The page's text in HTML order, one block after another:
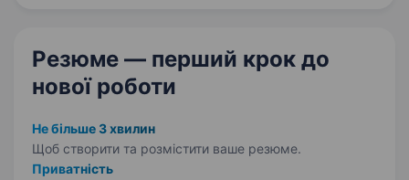
Резюме — перший крок до
нової роботи
Не більше 3 хвилин
Щоб створити та розмістити ваше резюме.
Приватність